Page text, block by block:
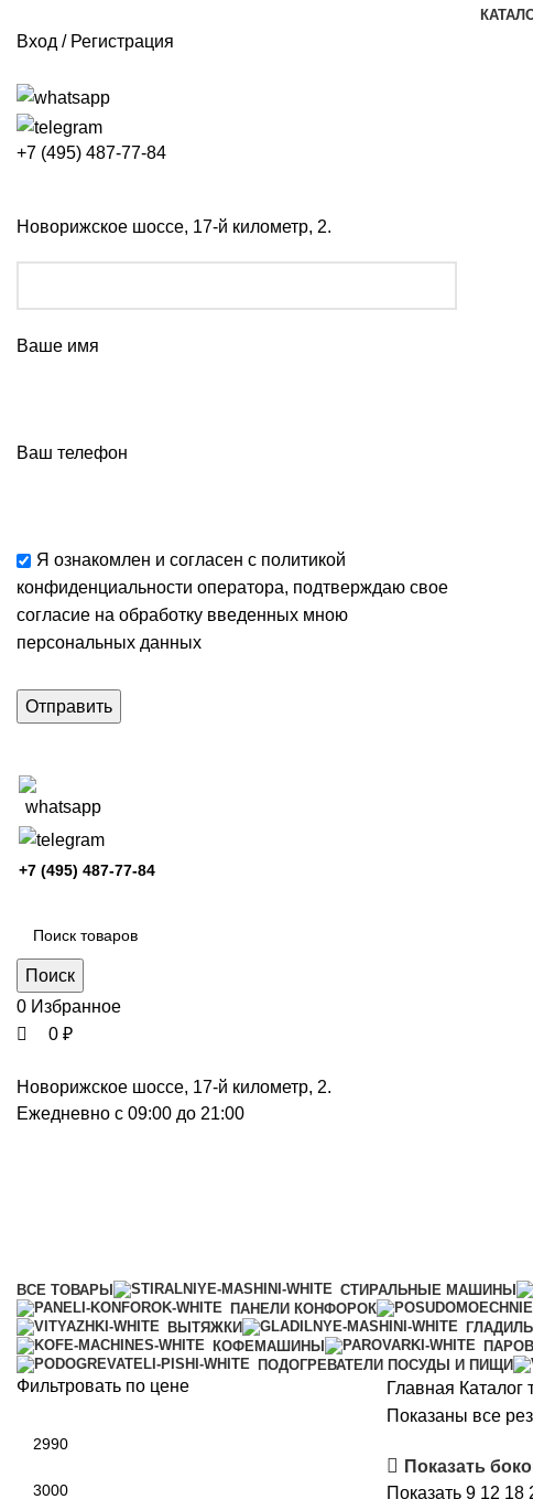
Вход / Регистрация
+7 (495) 487-77-84
Новорижское шоссе, 17-й километр, 2.
Ваше имя
Ваш телефон
Я ознакомлен и согласен с политикой
конфиденциальности оператора, подтверждаю свое
согласие на обработку введенных мною
персональных данных
+7 (495) 487-77-84
Поиск
0 Избранное
0 ₽
Новорижское шоссе, 17-й километр, 2.
Ежедневно с 09:00 до 21:00
ВСЕ ТОВАРЫ СТИРАЛЬНЫЕ МАШИНЫ
ПАНЕЛИ КОНФОРОК
ВЫТЯЖКИ
КОФЕМАШИНЫ
ПОДОГРЕВАТЕЛИ ПОСУДЫ И ПИЩИ
Фильтровать по цене Главная Каталог
Показаны все
Показать
Показать 9 12 18